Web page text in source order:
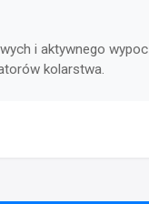
i aktywnego
kolarstwa.